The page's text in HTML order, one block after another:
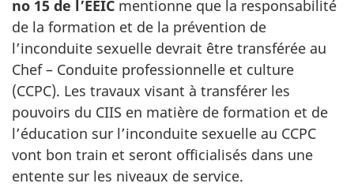
no 15 de l’EEIC mentionne que la responsabilité
de la formation et de la prévention de
l’inconduite sexuelle devrait être transférée au
Chef – Conduite professionnelle et culture
(CCPC). Les travaux visant à transférer les
pouvoirs du CIIS en matière de formation et de
l’éducation sur l’inconduite sexuelle au CCPC
vont bon train et seront officialisés dans une
entente sur les niveaux de service.